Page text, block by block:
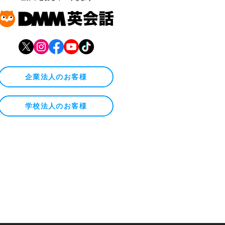
企業法人のお客様
学校法人のお客様